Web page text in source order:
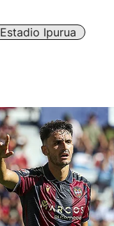
Estadio Ipurua